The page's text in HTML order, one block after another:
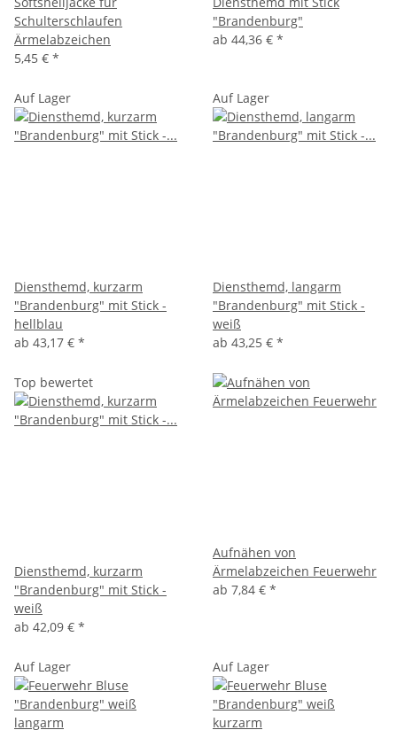
Schulterschlaufen
Ärmelabzeichen
5,45 € *
"Brandenburg"
ab 44,36 € *
Auf Lager
Diensthemd, kurzarm
"Brandenburg" mit Stick -
hellblau
ab 43,17 € *
Auf Lager
Diensthemd, langarm
"Brandenburg" mit Stick -
weiß
ab 43,25 € *
Top bewertet
Diensthemd, kurzarm
"Brandenburg" mit Stick -
weiß
ab 42,09 € *
Aufnähen von
Ärmelabzeichen Feuerwehr
ab 7,84 € *
Auf Lager Auf Lager